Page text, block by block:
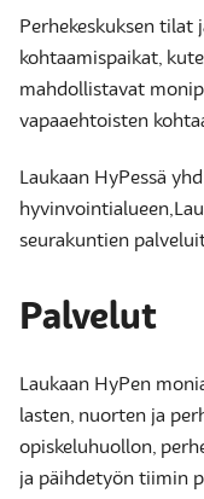
Perhekeskuksen tilat
kohtaamispaikat,
mahdollistavat
vapaaehtoisten
Laukaan HyPessä
seurakuntien
Palvelut
Laukaan HyPen
lasten, nuorten ja
opiskeluhuollon,
ja päihdetyön tiimin